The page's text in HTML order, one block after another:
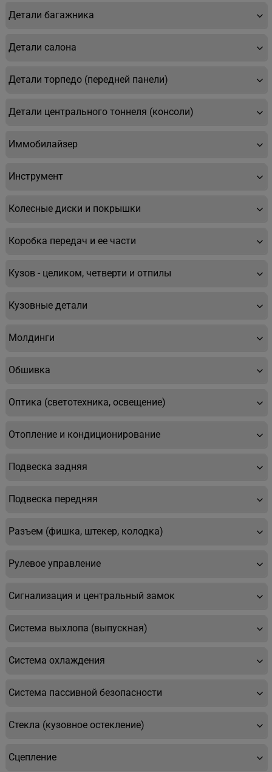
Детали багажника
Детали салона
Детали торпедо (передней панели)
Детали центрального тоннеля (консоли)
Иммобилайзер
Инструмент
Колесные диски и покрышки
Коробка передач и ее части
Кузов - целиком, четверти и отпилы
Кузовные детали
Молдинги
Обшивка
Оптика (светотехника, освещение)
Отопление и кондиционирование
Подвеска задняя
Подвеска передняя
Разъем (фишка, штекер, колодка)
Рулевое управление
Сигнализация и центральный замок
Система выхлопа (выпускная)
Система охлаждения
Система пассивной безопасности
Стекла (кузовное остекление)
Сцепление